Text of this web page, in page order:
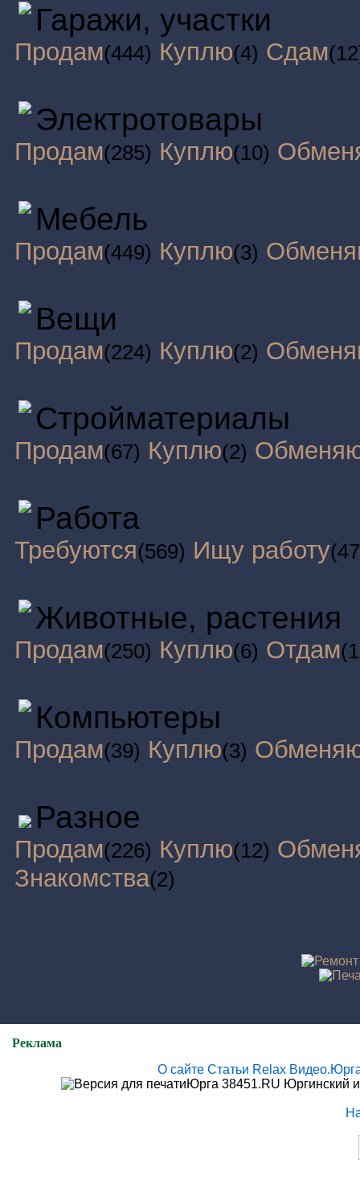
Гаражи, участки
Продам(444) Куплю(4) Сдам
Электротовары
Продам(285) Куплю(10)
Мебель
Продам(449) Куплю(3)
Вещи
Продам(224) Куплю(2)
Стройматериалы
Продам(67) Куплю(2)
Работа
Требуются(569) Ищу работу
Животные, растения
Продам(250) Куплю(6) Отдам
Компьютеры
Продам(39) Куплю(3)
Разное
Продам(226) Куплю(12)
Знакомства(2)
Реклама
О сайте Статьи Relax
Юрга 38451.RU Юргинский